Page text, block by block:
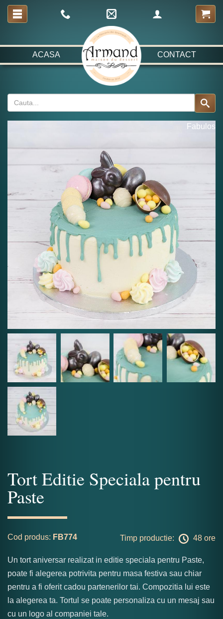
ACASA CONTACT
Fabulos
Tort Editie Speciala pentru
Paste
Cod produs: FB774 Timp productie: 48 ore
Un tort aniversar realizat in editie speciala pentru Paste,
poate fi alegerea potrivita pentru masa festiva sau chiar
pentru a fi oferit cadou partenerilor tai. Compozitia lui este
la alegerea ta. Tortul se poate personaliza cu un mesaj sau
cu un logo al companiei tale.